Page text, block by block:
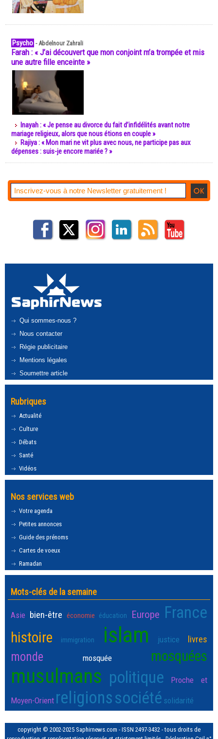
Psycho -Abdelnour Zahrali
Farah : « J’ai découvert que mon conjoint m’a trompée et mis
une autre fille enceinte »
Inayah : « Je pense au divorce du fait d’infidélités avant notre
mariage religieux, alors que nous étions en couple »
Rajiya : « Mon mari ne vit plus avec nous, ne participe pas aux
dépenses : suis-je encore mariée ? »
Qui sommes-nous ?
Nous contacter
Régie publicitaire
Mentions légales
Soumettre article
Rubriques
Actualité
Culture
Débats
Santé
Vidéos
Nos services web
Votre agenda
Petites annonces
Guide des prénoms
Cartes de voeux
Ramadan
Mots-clés de la semaine
Asie bien-être économie éducation Europe France
histoire immigration islam justice livres
monde mosquée mosquées
musulmans politique Proche et
Moyen-Orient religionssociété solidarité
copyright © 2002-2025 Saphirnews.com - ISSN 2497-3432 - tous droits de